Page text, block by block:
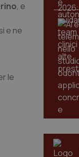
, e
e ne
le